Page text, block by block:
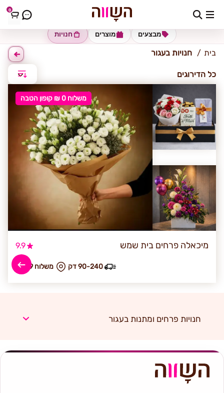
0 עגור
חנויות מוצרים מבצעים
בית חנויות בעגור
כל הדירוגים
משלוח 0 ₪ קופון הטבה
מיכאלה פרחים בית שמש 9.9
₪ משלוח 79 90-240 דק
חנויות פרחים ומתנות בעגור